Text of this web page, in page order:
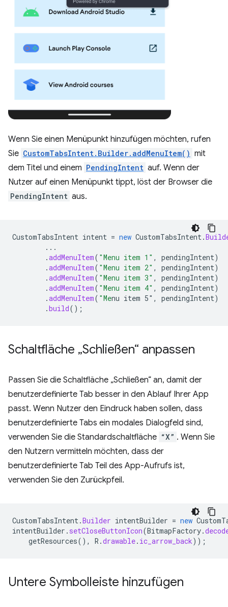
Wenn Sie einen Menüpunkt hinzufügen möchten, rufen
Sie CustomTabsIntent.Builder.addMenuItem() mit
dem Titel und einem PendingIntent auf. Wenn der
Nutzer auf einen Menüpunkt tippt, löst der Browser die
PendingIntent aus.
CustomTabsIntent intent = new CustomTabsIntent.
...
.addMenuItem( "Menu item 1" , pendingIntent)
.addMenuItem( "Menu item 2" , pendingIntent)
.addMenuItem( "Menu item 3" , pendingIntent)
.addMenuItem( "Menu item 4" , pendingIntent)
.addMenuItem( "Menu item 5" , pendingIntent)
.build();
Schaltfläche „Schließen“ anpassen
Passen Sie die Schaltfläche „Schließen“ an, damit der
benutzerdefinierte Tab besser in den Ablauf Ihrer App
passt. Wenn Nutzer den Eindruck haben sollen, dass
benutzerdefinierte Tabs ein modales Dialogfeld sind,
verwenden Sie die Standardschaltfläche “X” . Wenn Sie
den Nutzern vermitteln möchten, dass der
benutzerdefinierte Tab Teil des App-Aufrufs ist,
verwenden Sie den Zurückpfeil.
CustomTabsIntent.Builder intentBuilder = new
intentBuilder . setCloseButtonIcon(BitmapFactory.
getResources(), R .drawable. ic_arrow_back));
Untere Symbolleiste hinzufügen